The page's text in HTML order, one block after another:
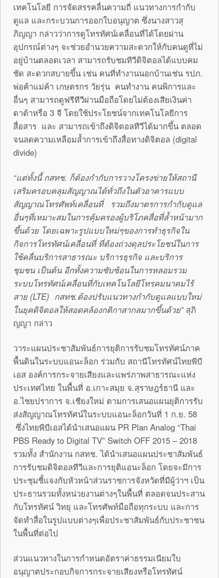
เทคโนโลยี การจัดสรรคลื่นความถี่ แนวทางการกำกับ
ดูแล และกระบวนการออกใบอนุญาต ซึ่งนางสาวสุ
ภิญญา กล่าวว่าการดูโทรทัศน์เคลื่อนที่ได้โดยผ่าน
อุปกรณ์ต่างๆ จะช่วยอำนวยความสะดวกให้กับคนดูที่ไม่
อยู่บ้านตลอดเวลา สามารถรับชมทีวีดิจิตอลได้แบบคม
ชัด สะดวกสบายขึ้น เช่น คนที่ทำงานนอกบ้านเช่น รปภ.
พ่อค้าแม่ค้า เกษตรกร วัยรุ่น คนทำงาน คนพิการและ
อื่นๆ สามารถดูฟรีทีวีผ่านมือถือโดยไม่ต้องเสียเงินค่า
ดาต้าหรือ 3 จี โดยใช้ประโยชน์จากเทคโนโลยีการ
สื่อสาร และ สามารถเข้าถึงดิจิตอลทีวีได้มากขึ้น ตลอด
จนลดความเหลือมล้ำการเข้าถึงสื่อทางดิจิตอล (digital
divide)
“แต่ทั้งนี้ กสทช. ก็ต้องกำกับการวางโครงข่ายให้สถานี
เสริมครอบคลุมสัญญาณได้ทั่วถึงในตัวอาคารแบบ
สัญญาณโทรศัพท์เคลื่อนที่ รวมถึงมาตรการกำกับดูแล
อื่นๆที่เหมาะสมในการคุ้มครองผู้บริโภคสื่อที่ล้ำหน้ามาก
ขึ้นด้วย โดยเฉพาะรูปแบบใหม่ๆของการทำธุรกิจใน
กิจการโทรทัศน์เคลื่อนที่ ที่ต้องถ่วงดุลประโยชน์ในการ
ใช้คลื่นบริการสาธารณะ บริการธุรกิจ และบริการ
ชุมชน เป็นต้น อีกทั้งความซับซ้อนในการหลอมรวม
ระบบโทรทัศน์เคลื่อนที่กับเทคโนโลยีโทรคมนาคมไร้
สาย (LTE) กสทช.ต้องปรับแนวทางกำกับดูแลแบบใหม่
ในยุคดิจิตอลให้สอดคล้องกติกาสากลมากขึ้นด้วย” สุภิ
ญญา กล่าว
วาระแผนประชาสัมพันธ์การยุติการรับชมโทรทัศน์ภาค
พื้นดินในระบบแอนะล็อก ร่วมกับ สถานีโทรทัศน์ไทยพีบี
เอส องค์การกระจายเสียงและแพร่ภาพสาธารณะแห่ง
ประเทศไทย ในพื้นที่ อ.เกาะสมุย จ.สุราษฎร์ธานี และ
อ.ไชยปราการ จ.เชียงใหม่ ตามการเสนอแผนยุติการรับ
ส่งสัญญาณโทรทัศน์ในระบบแอนะล็อกวันที่ 1 ก.ย. 58
ซึ่งไทยพีบีเอสได้นำเสนอแผน PR Plan Analog “Thai
PBS Ready to Digital TV” Switch OFF 2015 – 2018
รวมทั้ง สำนักงาน กสทช. ได้นำเสนอแผนประชาสัมพันธ์
การรับชมดิจิตอลทีวีและการยุติแอนะล็อก โดยจะมีการ
ประชุมชี้แจงกับหัวหน้าส่วนราชการจังหวัดที่มีผู้ว่าฯ เป็น
ประธานรวมทั้งหน่วยงานต่างๆในพื้นที่ ตลอดจนประสาน
กับโทรทัศน์ วิทยุ และโทรศัพท์มือถือทุกระบบ และการ
จัดทำสื่อในรูปแบบต่างๆเพื่อประชาสัมพันธ์กับประชาชน
ในพื้นที่ต่อไป
ส่วนแนวทางในการกำหนดอัตราค่าธรรมเนียมใบ
อนุญาตประกอบกิจการกระจายเสียงหรือโทรทัศน์